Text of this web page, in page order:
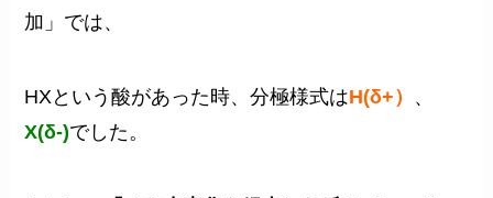
加」では、
HXという酸があった時、分極様式はH(δ+） 、
X(δ-)でした。